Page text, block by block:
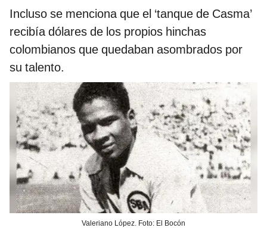
Incluso se menciona que el ‘tanque de Casma’
recibía dólares de los propios hinchas
colombianos que quedaban asombrados por
su talento.
Valeriano López. Foto: El Bocón